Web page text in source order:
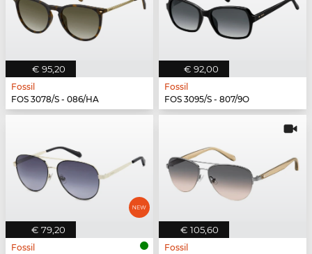
€ 95,20
Fossil
FOS 3078/S - 086/HA
€ 92,00
Fossil
FOS 3095/S - 807/9O
€ 79,20
Fossil
€ 105,60
Fossil